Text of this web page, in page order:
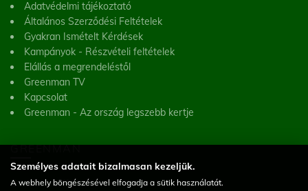
Adatvédelmi tájékoztató
Általános Szerződési Feltételek
Gyakran Ismételt Kérdések
Kampányok - Részvételi feltételek
Elállás a megrendeléstől
Greenman TV
Kapcsolat
Greenman - Az ország legszebb kertje
GREENMAN
Greenman Kft.
Személyes adatait bizalmasan kezeljük.
A webhely böngészésével elfogadja a sütik használatát.